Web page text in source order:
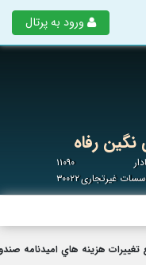
ورود به پرتال
رفاه
۱۱۰۹۰
غیرتجاری۳۰۰۲۲
هزينه هاي اميدنامه